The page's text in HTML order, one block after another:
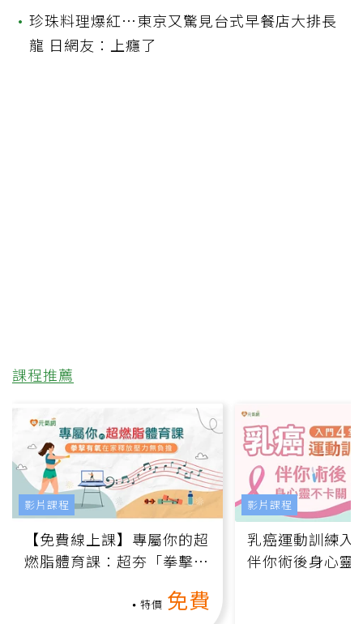
• 珍珠料理爆紅…東京又驚見台式早餐店大排長
龍 日網友：上癮了
課程推薦
【免費線上課】專屬你的超
燃脂體育課：超夯「拳擊有
特價 免費
影片課程
乳癌運動訓練入
伴你術後身心靈
影片課程